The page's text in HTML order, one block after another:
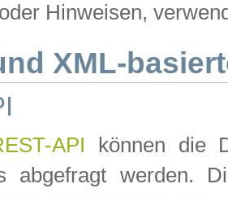
Hinweisen,
XML-
API können die
abgefragt werden.